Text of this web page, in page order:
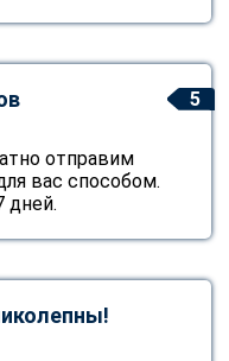
5
отправим
вас способом.
дней.